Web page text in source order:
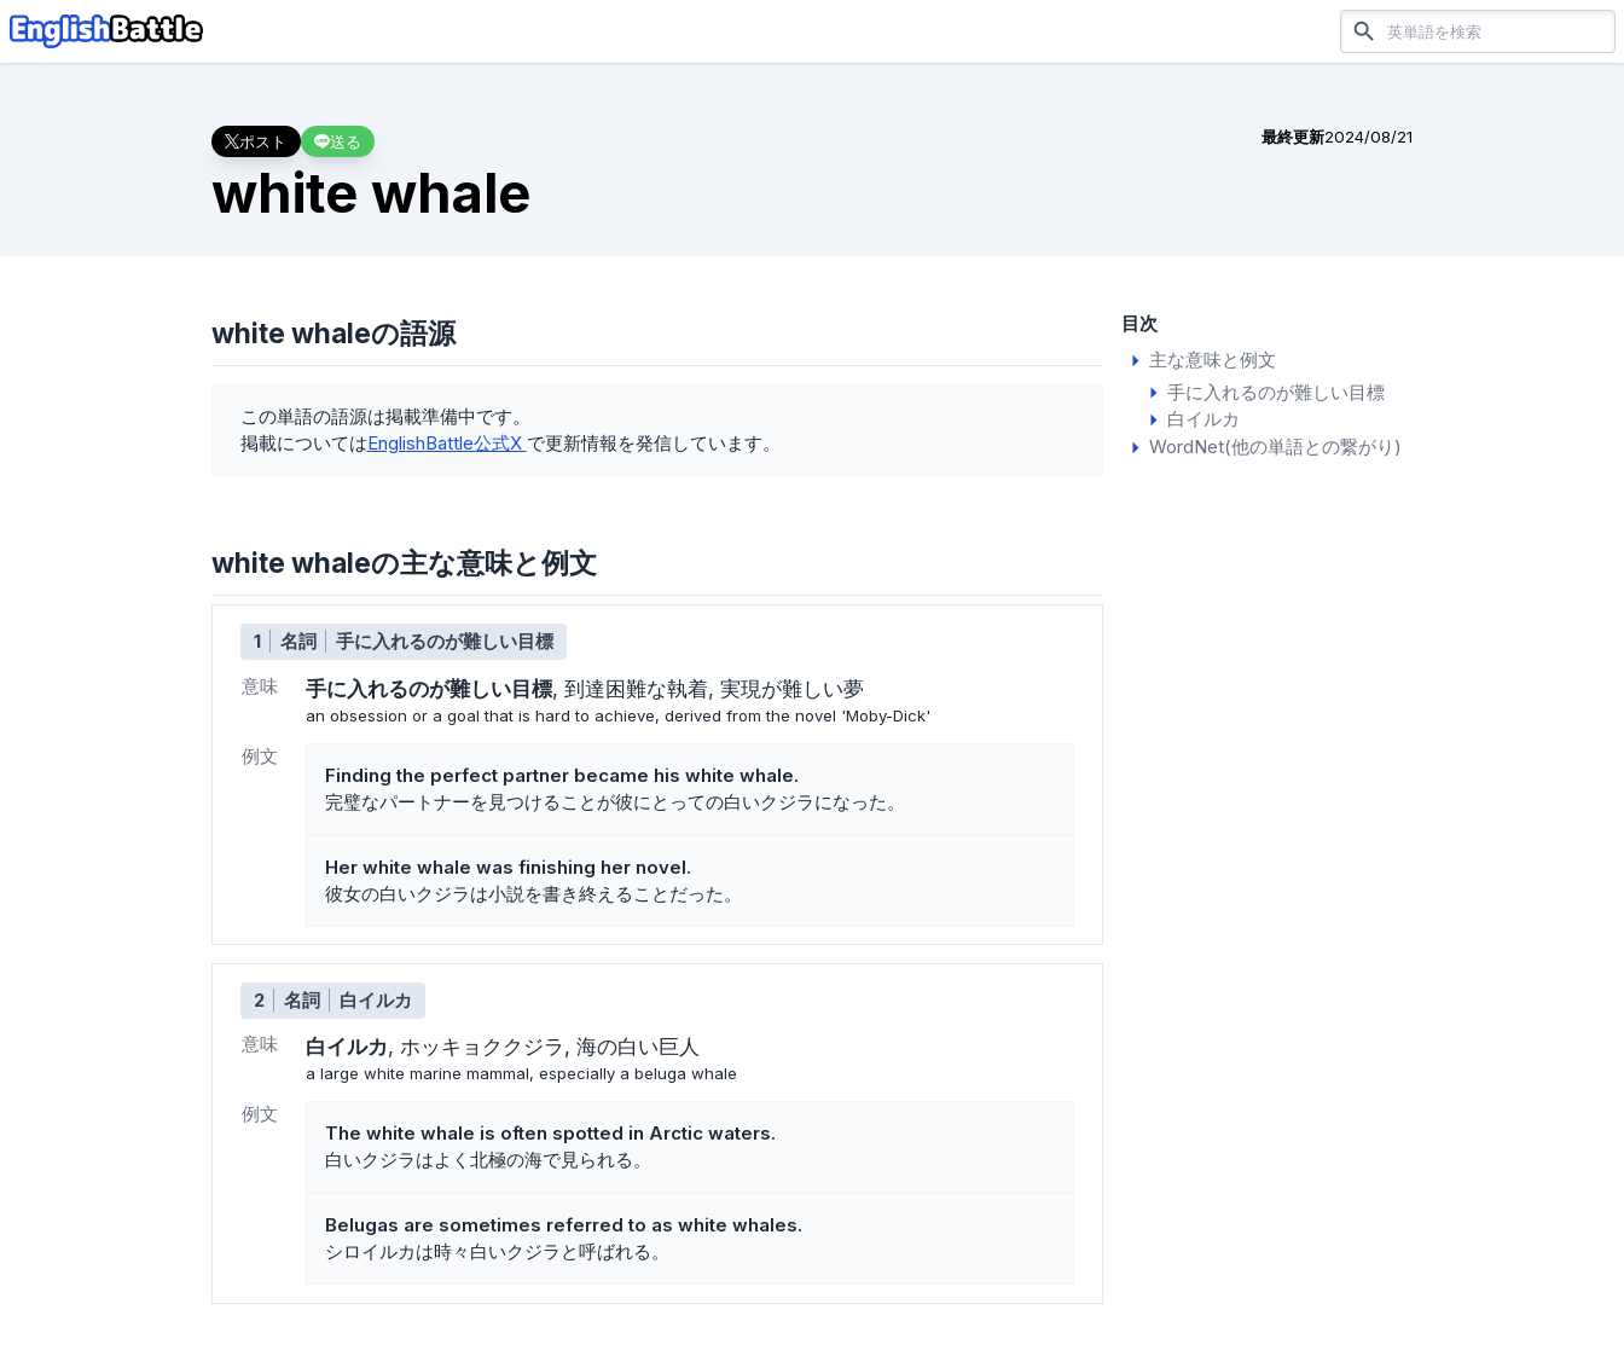
ポスト 送る 最終更新2024/08/21
white whale
目次
主な意味と例文
手に入れるのが難しい目標
白イルカ
WordNet(他の単語との繋がり)
white whaleの語源
この単語の語源は掲載準備中です。
掲載についてはEnglishBattle公式X で更新情報を発信しています。
white whaleの主な意味と例文
1 名詞
手に入れるのが難しい目標
意味
手に入れるのが難しい目標 到達困難な執着 実現が難しい夢
an obsession or a goal that is hard to achieve, derived from the novel 'Moby-Dick'
例文
Finding the perfect partner became his white whale.
完璧なパートナーを見つけることが彼にとっての白いクジラになった。
Her white whale was finishing her novel.
彼女の白いクジラは小説を書き終えることだった。
2 名詞
白イルカ
意味
白イルカ ホッキョククジラ 海の白い巨人
a large white marine mammal, especially a beluga whale
例文
The white whale is often spotted in Arctic waters.
白いクジラはよく北極の海で見られる。
Belugas are sometimes referred to as white whales.
シロイルカは時々白いクジラと呼ばれる。